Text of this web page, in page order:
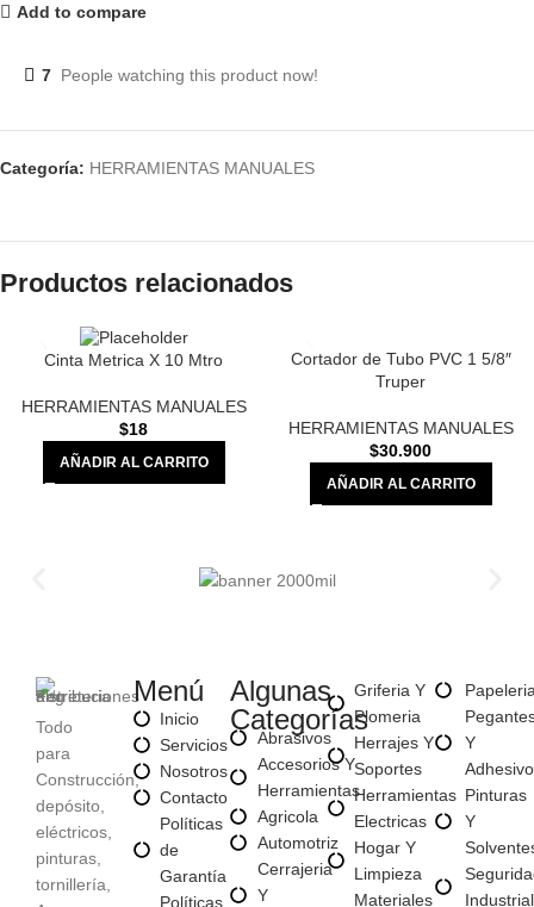
Add to compare
7 People watching this product now!
Categoría: HERRAMIENTAS MANUALES
Productos relacionados
Cinta Metrica X 10 Mtro
HERRAMIENTAS MANUALES
$18
AÑADIR AL CARRITO
Cortador de Tubo PVC 1 5/8″
Truper
HERRAMIENTAS MANUALES
$30.900
AÑADIR AL CARRITO
Todo
para
Construcción,
depósito,
eléctricos,
pinturas,
tornillería,
Menú
Inicio
Servicios
Nosotros
Contacto
Políticas
de
Garantía
Políticas
Algunas
Categorías
Abrasivos
Accesorios Y
Herramientas
Agricola
Automotriz
Cerrajeria
Y
Griferia Y
Plomeria
Herrajes Y
Soportes
Herramientas
Electricas
Hogar Y
Limpieza
Materiales
Y
Pinturas
Y
Industrial